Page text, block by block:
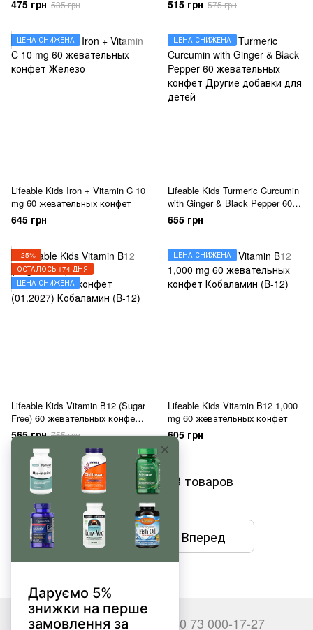
475 грн 535 грн 515 грн 575 грн
ЦЕНА СНИЖЕНА
Lifeable Kids Iron + Vitamin C 10
mg 60 жевательных конфет
645 грн
ЦЕНА СНИЖЕНА
Lifeable Kids Turmeric Curcumin
with Ginger & Black Pepper 60
жевательных конфет
655 грн
−25%
ОСТАЛОСЬ 174 ДНЯ
ЦЕНА СНИЖЕНА
Lifeable Kids Vitamin B12 (Sugar
Free) 60 жевательных конфет
(01.2027)
565 грн 755 грн
ЦЕНА СНИЖЕНА
Lifeable Kids Vitamin B12 1,000
mg 60 жевательных конфет
605 грн
Показать еще 13 товаров
Назад 1из 2 Вперед
+380 66 000-17-27 +380 73 000-17-27